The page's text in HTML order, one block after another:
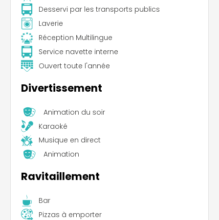
Desservi par les transports publics
Laverie
Réception Multilingue
Service navette interne
Ouvert toute l'année
Divertissement
Animation du soir
Karaoké
Musique en direct
Animation
Ravitaillement
Bar
Pizzas à emporter